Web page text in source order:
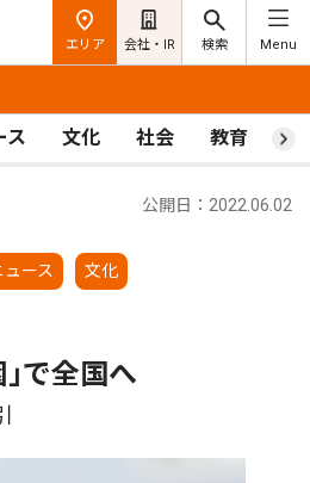
エリア 会社・IR 検索 Menu
ス 文化 社会 教育 ス
ュース 文化
公開日：2022.06.02
で全国へ